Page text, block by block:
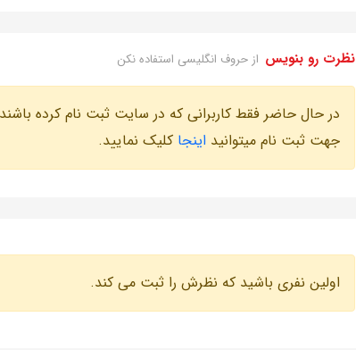
نظرت رو بنویس از حروف انگلیسی استفاده نکن
در حال حاضر فقط کاربرانی که در سایت ثبت نام کرده
جهت ثبت نام میتوانید اینجا کلیک نمایید.
اولین نفری باشید که نظرش را ثبت می کند.